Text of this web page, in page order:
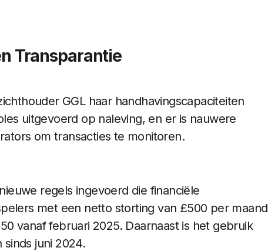
Transparantie
GGL haar handhavingscapaciteiten
uitgevoerd op naleving, en er is nauwere
om transacties te monitoren.
regels ingevoerd die financiële
met een netto storting van £500 per maand
vanaf februari 2025. Daarnaast is het gebruik
juni 2024.